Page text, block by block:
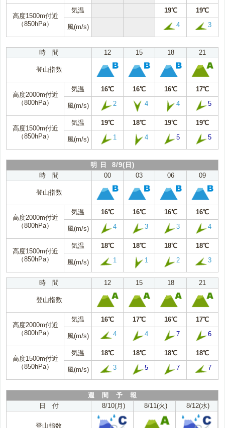
高度1500m付近
（850hPa）
気温 19℃ 19℃
風(m/s) 4 3
時 間 12 15 18 21
登山指数
高度2000m付近
（800hPa）
気温 16℃ 16℃ 16℃ 17℃
風(m/s) 2 4 4 5
高度1500m付近
（850hPa）
気温 19℃ 18℃ 19℃ 19℃
風(m/s) 1 4 5 5
明 日 8/9(日)
時 間
00 03 06 09
登山指数
高度2000m付近
（800hPa）
気温 16℃ 16℃ 16℃ 16℃
風(m/s) 4 3 3 4
高度1500m付近
（850hPa）
気温 18℃ 18℃ 18℃ 18℃
風(m/s) 1 1 2 3
時 間 12 15 18 21
登山指数
高度2000m付近
（800hPa）
気温 16℃ 17℃ 16℃ 17℃
風(m/s) 4 4 7 6
高度1500m付近
（850hPa）
気温 18℃ 18℃ 18℃ 18℃
風(m/s) 3 5 7 7
週 間 予 報
日 付
8/10(月) 8/11(火) 8/12(水)
登山指数